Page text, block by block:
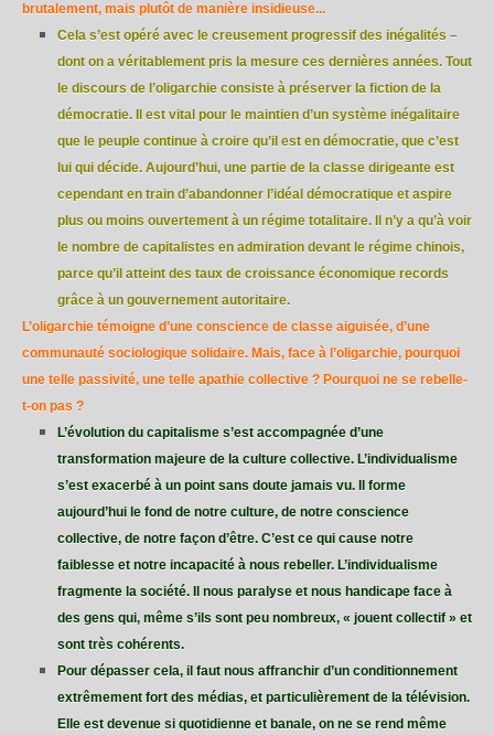
brutalement, mais plutôt de manière insidieuse...
Cela s’est opéré avec le creusement progressif des inégalités –
dont on a véritablement pris la mesure ces dernières années. Tout
le discours de l’oligarchie consiste à préserver la fiction de la
démocratie. Il est vital pour le maintien d’un système inégalitaire
que le peuple continue à croire qu’il est en démocratie, que c’est
lui qui décide. Aujourd’hui, une partie de la classe dirigeante est
cependant en train d’abandonner l’idéal démocratique et aspire
plus ou moins ouvertement à un régime totalitaire. Il n’y a qu’à voir
le nombre de capitalistes en admiration devant le régime chinois,
parce qu’il atteint des taux de croissance économique records
grâce à un gouvernement autoritaire.
L’oligarchie témoigne d’une conscience de classe aiguisée, d’une
communauté sociologique solidaire. Mais, face à l’oligarchie, pourquoi
une telle passivité, une telle apathie collective ? Pourquoi ne se rebelle-
t-on pas ?
L’évolution du capitalisme s’est accompagnée d’une
transformation majeure de la culture collective. L’individualisme
s’est exacerbé à un point sans doute jamais vu. Il forme
aujourd’hui le fond de notre culture, de notre conscience
collective, de notre façon d’être. C’est ce qui cause notre
faiblesse et notre incapacité à nous rebeller. L’individualisme
fragmente la société. Il nous paralyse et nous handicape face à
des gens qui, même s’ils sont peu nombreux, « jouent collectif » et
sont très cohérents.
Pour dépasser cela, il faut nous affranchir d’un conditionnement
extrêmement fort des médias, et particulièrement de la télévision.
Elle est devenue si quotidienne et banale, on ne se rend même